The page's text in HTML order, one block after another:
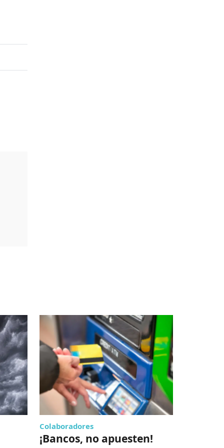
Colaboradores
¡Bancos, no apuesten!